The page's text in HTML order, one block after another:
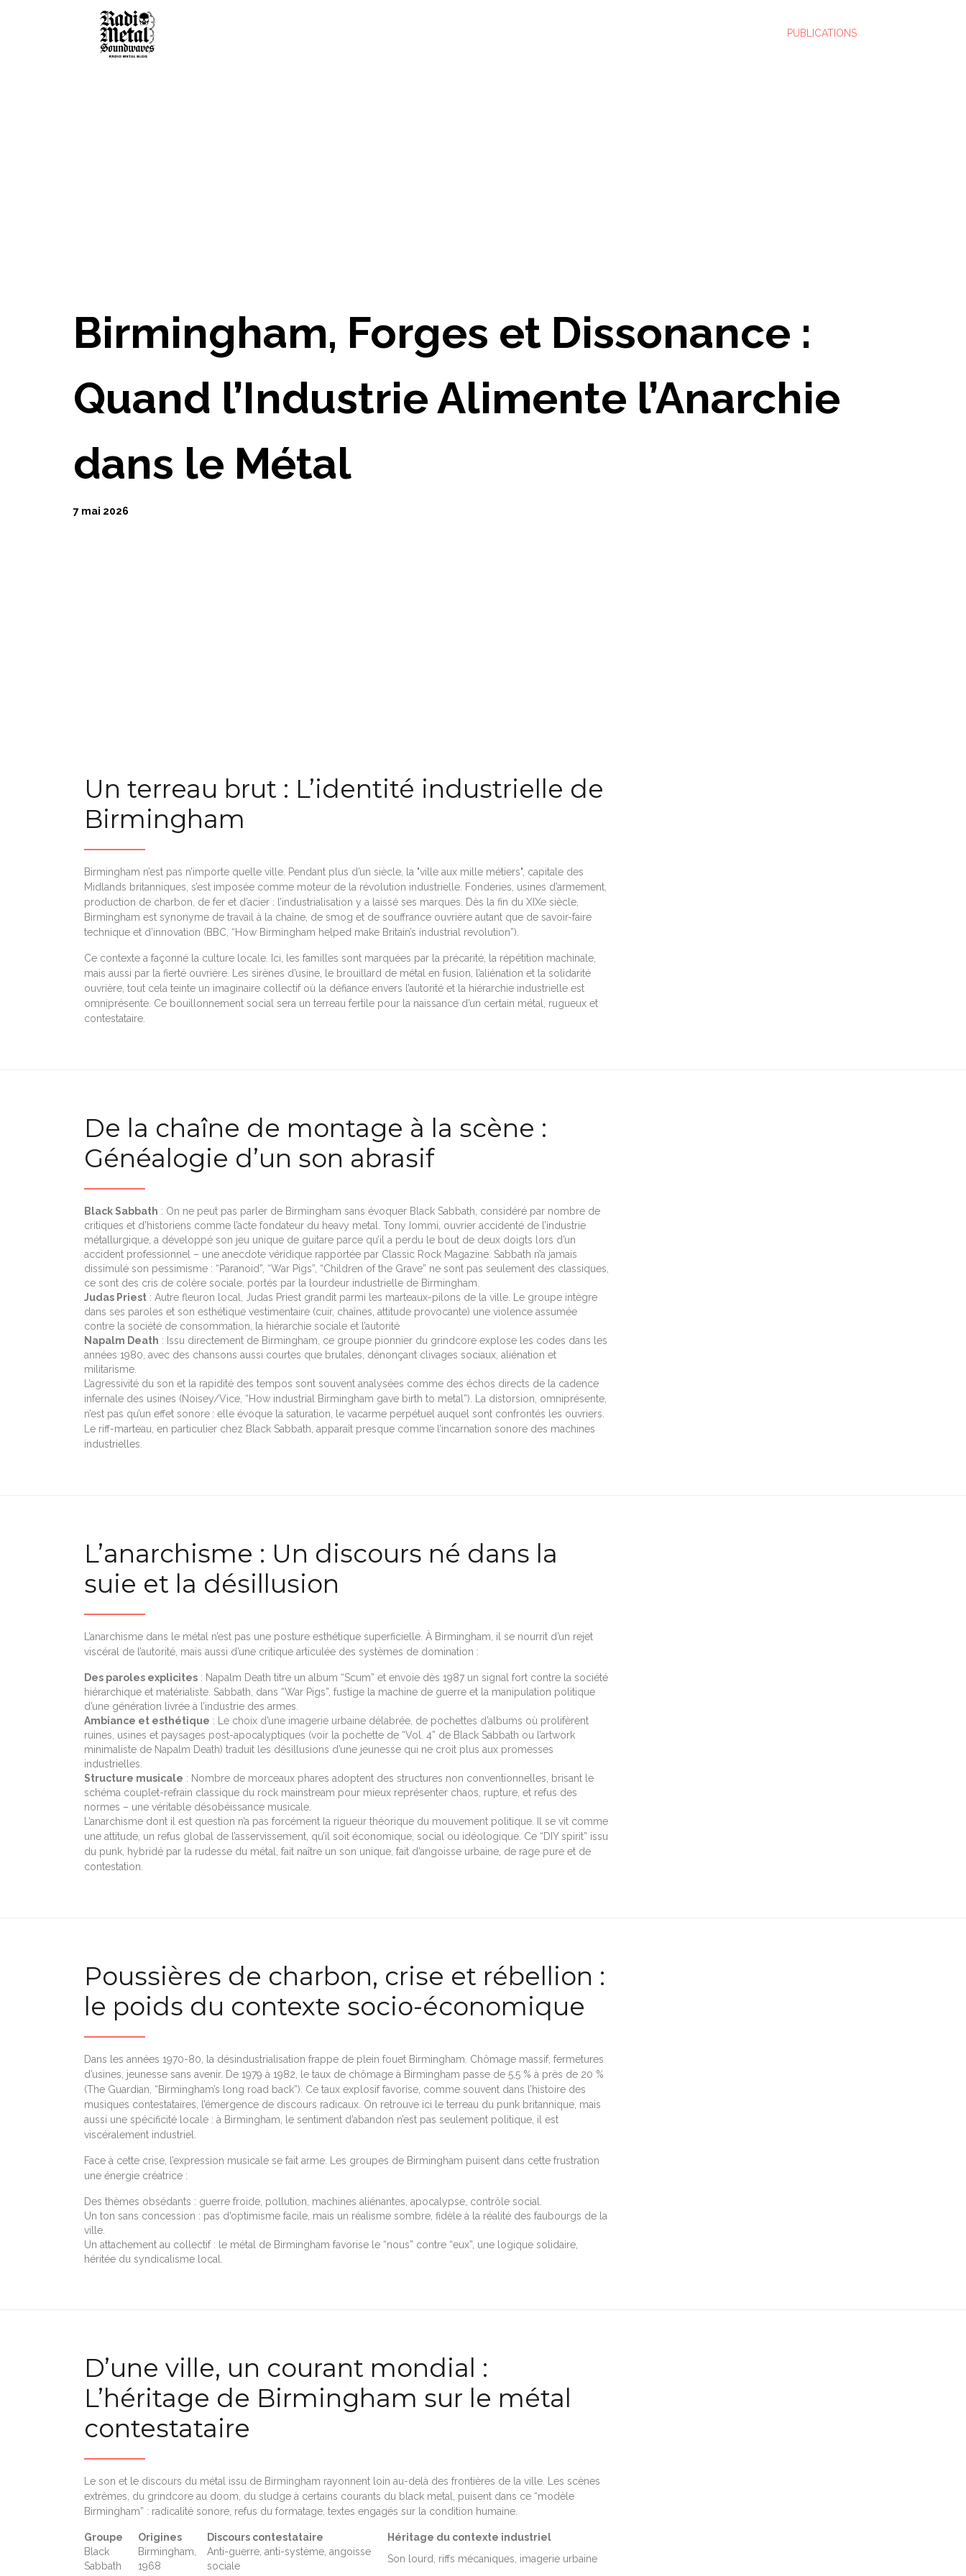
PUBLICATIONS
Birmingham, Forges et Dissonance :
Quand l’Industrie Alimente l’Anarchie
dans le Métal
7 mai 2026
Un terreau brut : L’identité industrielle de
Birmingham
Birmingham n’est pas n’importe quelle ville. Pendant plus d’un siècle, la "ville aux mille métiers", capitale des
Midlands britanniques, s’est imposée comme moteur de la révolution industrielle. Fonderies, usines d’armement,
production de charbon, de fer et d’acier : l’industrialisation y a laissé ses marques. Dès la fin du XIXe siècle,
Birmingham est synonyme de travail à la chaîne, de smog et de souffrance ouvrière autant que de savoir-faire
technique et d’innovation (BBC, “How Birmingham helped make Britain’s industrial revolution”).
Ce contexte a façonné la culture locale. Ici, les familles sont marquées par la précarité, la répétition machinale,
mais aussi par la fierté ouvrière. Les sirènes d’usine, le brouillard de métal en fusion, l’aliénation et la solidarité
ouvrière, tout cela teinte un imaginaire collectif où la défiance envers l’autorité et la hiérarchie industrielle est
omniprésente. Ce bouillonnement social sera un terreau fertile pour la naissance d’un certain métal, rugueux et
contestataire.
De la chaîne de montage à la scène :
Généalogie d’un son abrasif
Black Sabbath : On ne peut pas parler de Birmingham sans évoquer Black Sabbath, considéré par nombre de
critiques et d’historiens comme l’acte fondateur du heavy metal. Tony Iommi, ouvrier accidenté de l’industrie
métallurgique, a développé son jeu unique de guitare parce qu’il a perdu le bout de deux doigts lors d’un
accident professionnel – une anecdote véridique rapportée par Classic Rock Magazine. Sabbath n’a jamais
dissimulé son pessimisme : “Paranoid”, “War Pigs”, “Children of the Grave” ne sont pas seulement des classiques,
ce sont des cris de colère sociale, portés par la lourdeur industrielle de Birmingham.
Judas Priest : Autre fleuron local, Judas Priest grandit parmi les marteaux-pilons de la ville. Le groupe intègre
dans ses paroles et son esthétique vestimentaire (cuir, chaînes, attitude provocante) une violence assumée
contre la société de consommation, la hiérarchie sociale et l’autorité
Napalm Death : Issu directement de Birmingham, ce groupe pionnier du grindcore explose les codes dans les
années 1980, avec des chansons aussi courtes que brutales, dénonçant clivages sociaux, aliénation et
militarisme.
L’agressivité du son et la rapidité des tempos sont souvent analysées comme des échos directs de la cadence
infernale des usines (Noisey/Vice, “How industrial Birmingham gave birth to metal”). La distorsion, omniprésente,
n’est pas qu’un effet sonore : elle évoque la saturation, le vacarme perpétuel auquel sont confrontés les ouvriers.
Le riff-marteau, en particulier chez Black Sabbath, apparaît presque comme l’incarnation sonore des machines
industrielles.
L’anarchisme : Un discours né dans la
suie et la désillusion
L’anarchisme dans le métal n’est pas une posture esthétique superficielle. À Birmingham, il se nourrit d’un rejet
viscéral de l’autorité, mais aussi d’une critique articulée des systèmes de domination :
Des paroles explicites : Napalm Death titre un album “Scum” et envoie dès 1987 un signal fort contre la société
hiérarchique et matérialiste. Sabbath, dans “War Pigs”, fustige la machine de guerre et la manipulation politique
d’une génération livrée à l’industrie des armes.
Ambiance et esthétique : Le choix d’une imagerie urbaine délabrée, de pochettes d’albums où prolifèrent
ruines, usines et paysages post-apocalyptiques (voir la pochette de “Vol. 4” de Black Sabbath ou l’artwork
minimaliste de Napalm Death) traduit les désillusions d’une jeunesse qui ne croit plus aux promesses
industrielles.
Structure musicale : Nombre de morceaux phares adoptent des structures non conventionnelles, brisant le
schéma couplet-refrain classique du rock mainstream pour mieux représenter chaos, rupture, et refus des
normes – une véritable désobéissance musicale.
L’anarchisme dont il est question n’a pas forcément la rigueur théorique du mouvement politique. Il se vit comme
une attitude, un refus global de l’asservissement, qu’il soit économique, social ou idéologique. Ce “DIY spirit” issu
du punk, hybridé par la rudesse du métal, fait naître un son unique, fait d’angoisse urbaine, de rage pure et de
contestation.
Poussières de charbon, crise et rébellion :
le poids du contexte socio-économique
Dans les années 1970-80, la désindustrialisation frappe de plein fouet Birmingham. Chômage massif, fermetures
d’usines, jeunesse sans avenir. De 1979 à 1982, le taux de chômage à Birmingham passe de 5,5 % à près de 20 %
(The Guardian, “Birmingham’s long road back”). Ce taux explosif favorise, comme souvent dans l’histoire des
musiques contestataires, l’émergence de discours radicaux. On retrouve ici le terreau du punk britannique, mais
aussi une spécificité locale : à Birmingham, le sentiment d’abandon n’est pas seulement politique, il est
viscéralement industriel.
Face à cette crise, l’expression musicale se fait arme. Les groupes de Birmingham puisent dans cette frustration
une énergie créatrice :
Des thèmes obsédants : guerre froide, pollution, machines aliénantes, apocalypse, contrôle social.
Un ton sans concession : pas d’optimisme facile, mais un réalisme sombre, fidèle à la réalité des faubourgs de la
ville.
Un attachement au collectif : le métal de Birmingham favorise le “nous” contre “eux”, une logique solidaire,
héritée du syndicalisme local.
D’une ville, un courant mondial :
L’héritage de Birmingham sur le métal
contestataire
Le son et le discours du métal issu de Birmingham rayonnent loin au-delà des frontières de la ville. Les scènes
extrêmes, du grindcore au doom, du sludge à certains courants du black metal, puisent dans ce “modèle
Birmingham” : radicalité sonore, refus du formatage, textes engagés sur la condition humaine.
Groupe Origines Discours contestataire
Héritage du contexte industriel
Black
Sabbath
Birmingham,
1968
Anti-guerre, anti-système, angoisse
sociale
Son lourd, riffs mécaniques, imagerie urbaine